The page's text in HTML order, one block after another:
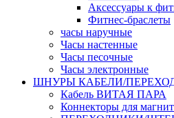
Аксессуары к
Фитнес-браслеты
часы наручные
Часы настенные
Часы песочные
Часы электронные
ШНУРЫ КАБЕЛИ/
Кабель ВИТАЯ ПАРА
Коннекторы для